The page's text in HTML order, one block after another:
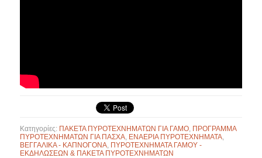
Κατηγορίες: ΠΑΚΕΤΑ ΠΥΡΟΤΕΧΝΗΜΑΤΩΝ ΓΙΑ ΓΑΜΟ, ΠΡΟΓΡΑΜΜΑ
ΠΥΡΟΤΕΧΝΗΜΑΤΩΝ ΓΙΑ ΠΑΣΧΑ, ΕΝΑΕΡΙΑ ΠΥΡΟΤΕΧΝΗΜΑΤΑ,
ΒΕΓΓΑΛΙΚΑ - ΚΑΠΝΟΓΟΝΑ, ΠΥΡΟΤΕΧΝΗΜΑΤΑ ΓΑΜΟΥ -
ΕΚΔΗΛΩΣΕΩΝ & ΠΑΚΕΤΑ ΠΥΡΟΤΕΧΝΗΜΑΤΩΝ